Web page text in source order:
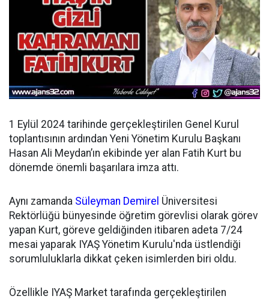
1 Eylül 2024 tarihinde gerçekleştirilen Genel Kurul
toplantısının ardından Yeni Yönetim Kurulu Başkanı
Hasan Ali Meydan’ın ekibinde yer alan Fatih Kurt bu
dönemde önemli başarılara imza attı.
Aynı zamanda Süleyman Demirel Üniversitesi
Rektörlüğü bünyesinde öğretim görevlisi olarak görev
yapan Kurt, göreve geldiğinden itibaren adeta 7/24
mesai yaparak IYAŞ Yönetim Kurulu'nda üstlendiği
sorumluluklarla dikkat çeken isimlerden biri oldu.
Özellikle IYAŞ Market tarafında gerçekleştirilen